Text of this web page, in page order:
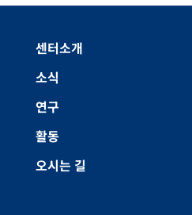
센터소개
소식
연구
활동
오시는 길